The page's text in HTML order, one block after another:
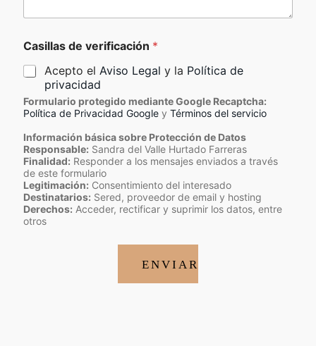
Casillas de verificación *
Acepto elAviso Legal y la Política de
privacidad
Formulario protegido mediante Google Recaptcha:
Política de Privacidad Google yTérminos del servicio
Información básica sobre Protección de Datos
Responsable: Sandra del Valle Hurtado Farreras
Finalidad: Responder a los mensajes enviados a través
de este formulario
Legitimación: Consentimiento del interesado
Destinatarios: Sered, proveedor de email y hosting
Derechos: Acceder, rectificar y suprimir los datos, entre
otros
ENVIAR